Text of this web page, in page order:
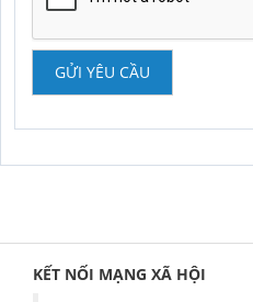
GỬI YÊU CẦU
KẾT NỐI MẠNG XÃ HỘI